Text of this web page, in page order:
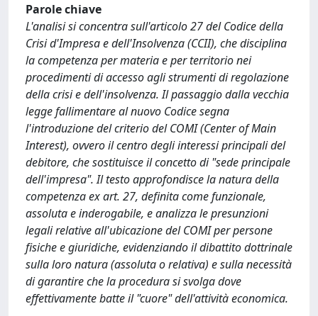
Parole chiave
L'analisi si concentra sull'articolo 27 del Codice della
Crisi d'Impresa e dell'Insolvenza (CCII), che disciplina
la competenza per materia e per territorio nei
procedimenti di accesso agli strumenti di regolazione
della crisi e dell'insolvenza. Il passaggio dalla vecchia
legge fallimentare al nuovo Codice segna
l'introduzione del criterio del COMI (Center of Main
Interest), ovvero il centro degli interessi principali del
debitore, che sostituisce il concetto di "sede principale
dell'impresa". Il testo approfondisce la natura della
competenza ex art. 27, definita come funzionale,
assoluta e inderogabile, e analizza le presunzioni
legali relative all'ubicazione del COMI per persone
fisiche e giuridiche, evidenziando il dibattito dottrinale
sulla loro natura (assoluta o relativa) e sulla necessità
di garantire che la procedura si svolga dove
effettivamente batte il "cuore" dell'attività economica.